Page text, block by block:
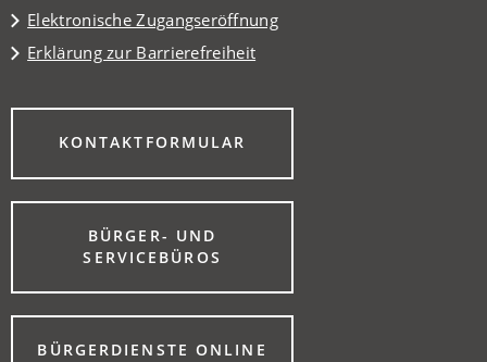
Elektronische Zugangseröffnung
Erklärung zur Barrierefreiheit
KONTAKTFORMULAR
(ÖFFNET
EINEM
NEUEN
BÜRGER- UND
SERVICEBÜROS
(ÖFFNET
EINEM
NEUEN
TAB)BÜRGERDIENSTE ONLINE
(ÖFFNET